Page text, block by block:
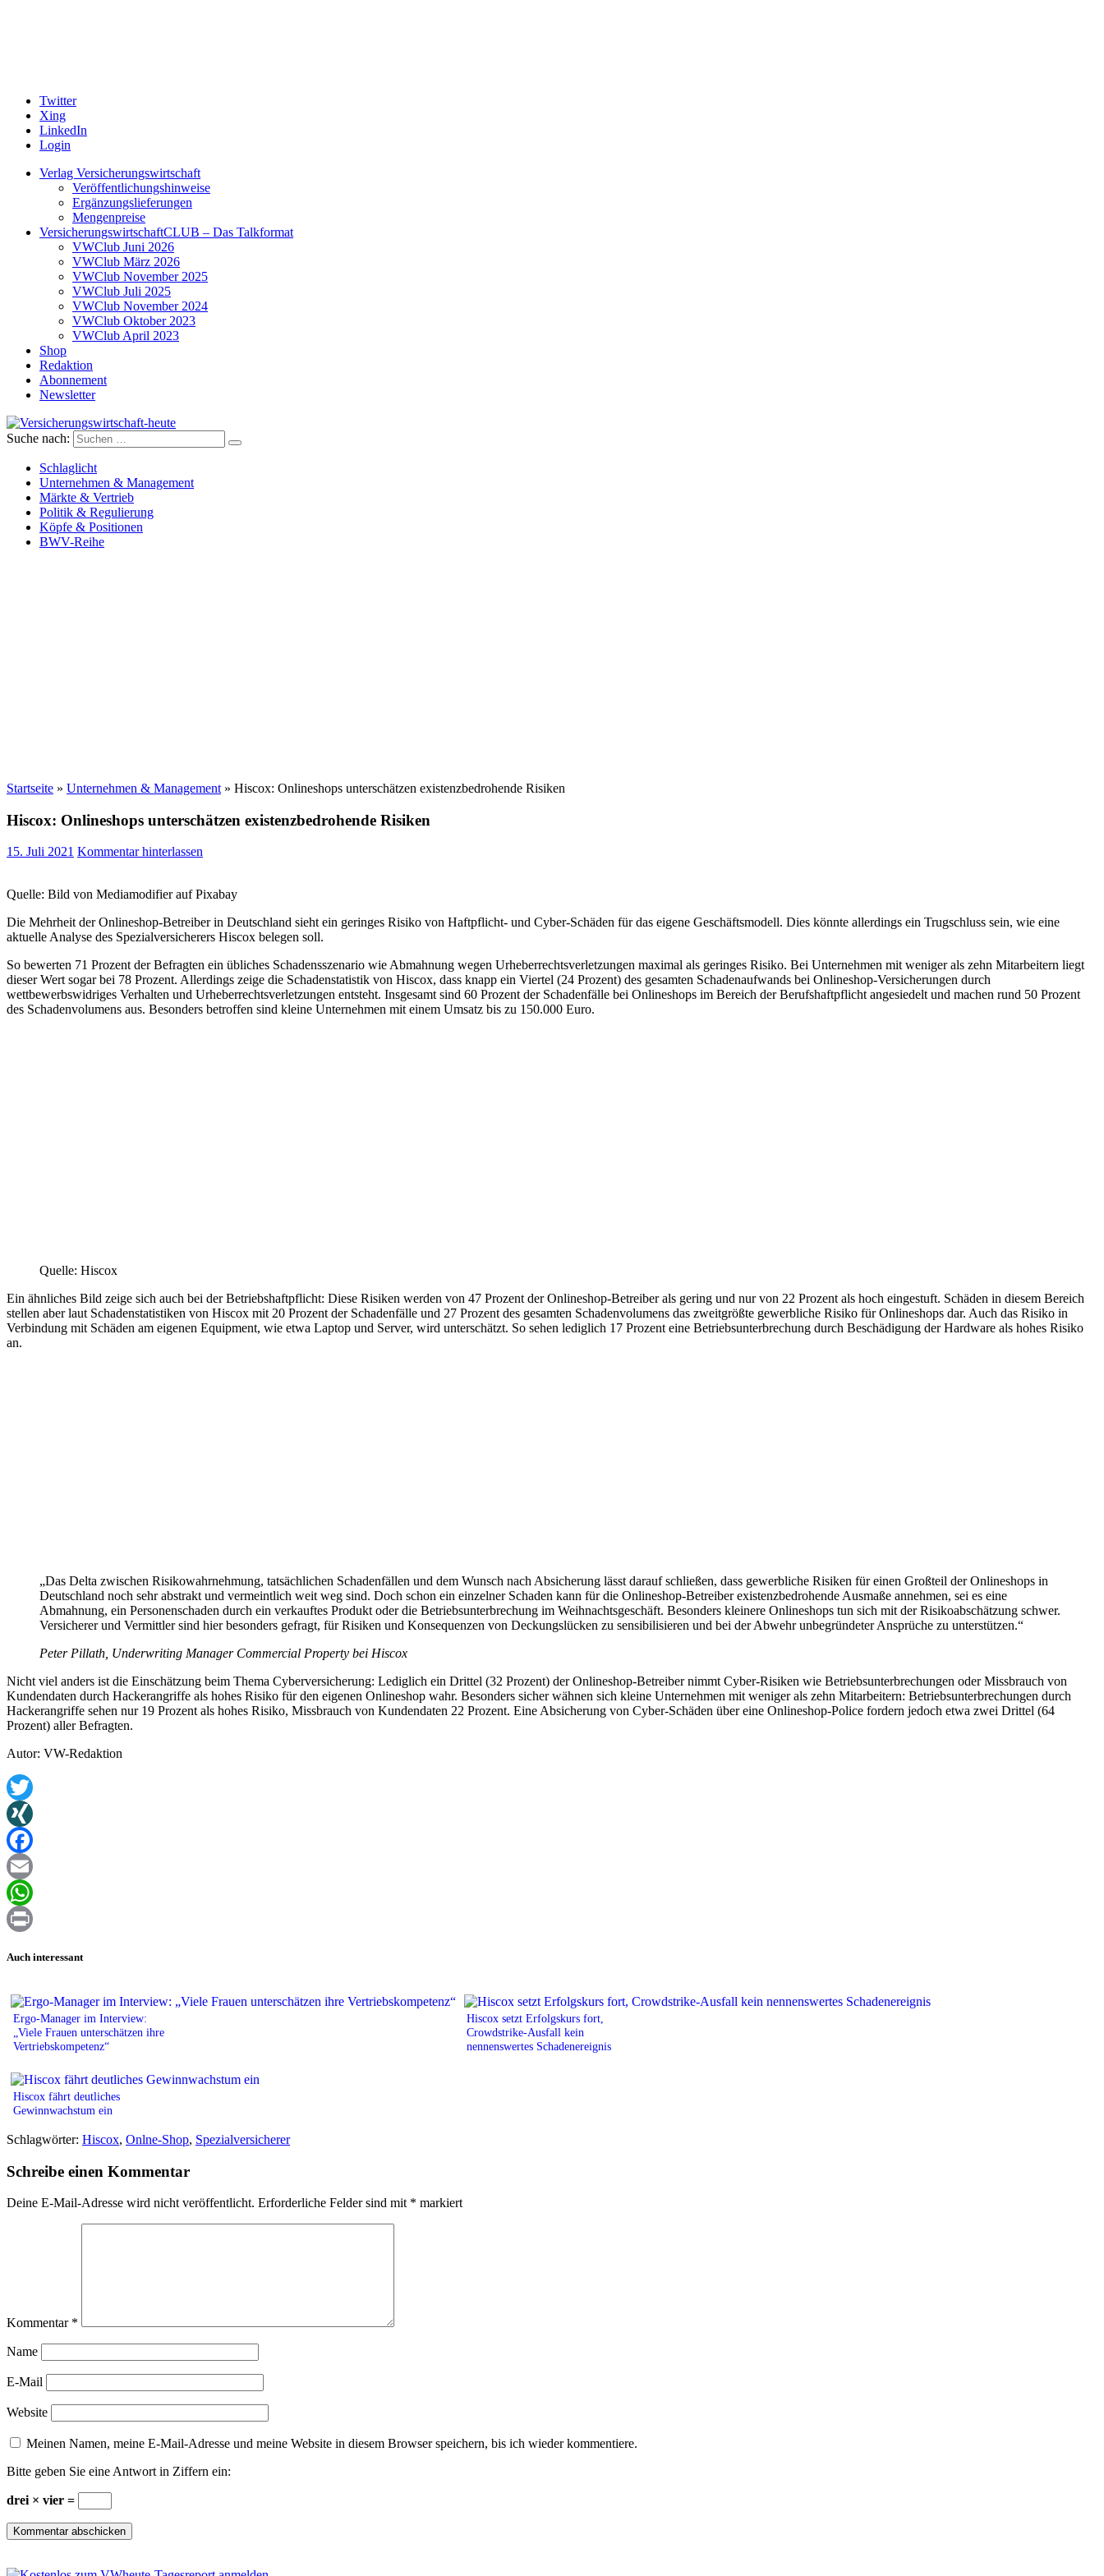
Twitter
Xing
LinkedIn
Login
Verlag Versicherungswirtschaft
Veröffentlichungshinweise
Ergänzungslieferungen
Mengenpreise
VersicherungswirtschaftCLUB – Das Talkformat
VWClub Juni 2026
VWClub März 2026
VWClub November 2025
VWClub Juli 2025
VWClub November 2024
VWClub Oktober 2023
VWClub April 2023
Shop
Redaktion
Abonnement
Newsletter
Versicherungswirtschaft-heute
Suche nach:
Schlaglicht
Unternehmen & Management
Märkte & Vertrieb
Politik & Regulierung
Köpfe & Positionen
BWV-Reihe
Startseite » Unternehmen & Management » Hiscox: Onlineshops unterschätzen existenzbedrohende Risiken
Hiscox: Onlineshops unterschätzen existenzbedrohende Risiken
15. Juli 2021 Kommentar hinterlassen
Quelle: Bild von Mediamodifier auf Pixabay
Die Mehrheit der Onlineshop-Betreiber in Deutschland sieht ein geringes Risiko von Haftpflicht- und Cyber-Schäden für das eigene Geschäftsmodell. Dies könnte allerdings ein Trugschluss sein, wie eine
aktuelle Analyse des Spezialversicherers Hiscox belegen soll.
So bewerten 71 Prozent der Befragten ein übliches Schadensszenario wie Abmahnung wegen Urheberrechtsverletzungen maximal als geringes Risiko. Bei Unternehmen mit weniger als zehn Mitarbeitern liegt
dieser Wert sogar bei 78 Prozent. Allerdings zeige die Schadenstatistik von Hiscox, dass knapp ein Viertel (24 Prozent) des gesamten Schadenaufwands bei Onlineshop-Versicherungen durch
wettbewerbswidriges Verhalten und Urheberrechtsverletzungen entsteht. Insgesamt sind 60 Prozent der Schadenfälle bei Onlineshops im Bereich der Berufshaftpflicht angesiedelt und machen rund 50 Prozent
des Schadenvolumens aus. Besonders betroffen sind kleine Unternehmen mit einem Umsatz bis zu 150.000 Euro.
Quelle: Hiscox
Ein ähnliches Bild zeige sich auch bei der Betriebshaftpflicht: Diese Risiken werden von 47 Prozent der Onlineshop-Betreiber als gering und nur von 22 Prozent als hoch eingestuft. Schäden in diesem Bereich
stellen aber laut Schadenstatistiken von Hiscox mit 20 Prozent der Schadenfälle und 27 Prozent des gesamten Schadenvolumens das zweitgrößte gewerbliche Risiko für Onlineshops dar. Auch das Risiko in
Verbindung mit Schäden am eigenen Equipment, wie etwa Laptop und Server, wird unterschätzt. So sehen lediglich 17 Prozent eine Betriebsunterbrechung durch Beschädigung der Hardware als hohes Risiko
an.
„Das Delta zwischen Risikowahrnehmung, tatsächlichen Schadenfällen und dem Wunsch nach Absicherung lässt darauf schließen, dass gewerbliche Risiken für einen Großteil der Onlineshops in
Deutschland noch sehr abstrakt und vermeintlich weit weg sind. Doch schon ein einzelner Schaden kann für die Onlineshop-Betreiber existenzbedrohende Ausmaße annehmen, sei es eine
Abmahnung, ein Personenschaden durch ein verkauftes Produkt oder die Betriebsunterbrechung im Weihnachtsgeschäft. Besonders kleinere Onlineshops tun sich mit der Risikoabschätzung schwer.
Versicherer und Vermittler sind hier besonders gefragt, für Risiken und Konsequenzen von Deckungslücken zu sensibilisieren und bei der Abwehr unbegründeter Ansprüche zu unterstützen.“
Peter Pillath, Underwriting Manager Commercial Property bei Hiscox
Nicht viel anders ist die Einschätzung beim Thema Cyberversicherung: Lediglich ein Drittel (32 Prozent) der Onlineshop-Betreiber nimmt Cyber-Risiken wie Betriebsunterbrechungen oder Missbrauch von
Kundendaten durch Hackerangriffe als hohes Risiko für den eigenen Onlineshop wahr. Besonders sicher wähnen sich kleine Unternehmen mit weniger als zehn Mitarbeitern: Betriebsunterbrechungen durch
Hackerangriffe sehen nur 19 Prozent als hohes Risiko, Missbrauch von Kundendaten 22 Prozent. Eine Absicherung von Cyber-Schäden über eine Onlineshop-Police fordern jedoch etwa zwei Drittel (64
Prozent) aller Befragten.
Autor: VW-Redaktion
Twitter
XING
Facebook
Email
WhatsApp
Auch interessant
Ergo-Manager im Interview:
„Viele Frauen unterschätzen ihre
Vertriebskompetenz“
Hiscox setzt Erfolgskurs fort,
Crowdstrike-Ausfall kein
nennenswertes Schadenereignis
Hiscox fährt deutliches
Gewinnwachstum ein
Schlagwörter: Hiscox, Onlne-Shop, Spezialversicherer
Schreibe einen Kommentar
Deine E-Mail-Adresse wird nicht veröffentlicht. Erforderliche Felder sind mit * markiert
Kommentar *
Name
E-Mail
Website
Meinen Namen, meine E-Mail-Adresse und meine Website in diesem Browser speichern, bis ich wieder kommentiere.
Bitte geben Sie eine Antwort in Ziffern ein:
drei × vier =